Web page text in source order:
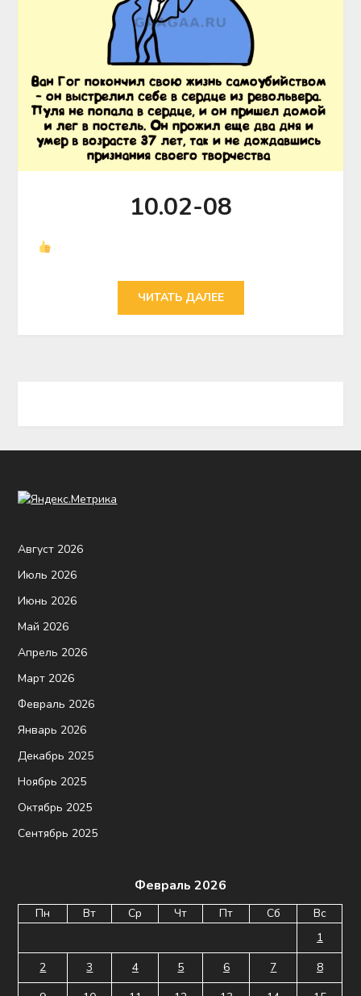
10.02-08
ЧИТАТЬ ДАЛЕЕ
Август 2026
Июль 2026
Июнь 2026
Май 2026
Апрель 2026
Март 2026
Февраль 2026
Январь 2026
Декабрь 2025
Ноябрь 2025
Октябрь 2025
Сентябрь 2025
Февраль 2026
Пн Вт Ср Чт Пт Сб
Вс
1
2
3 4 5 6 7
8